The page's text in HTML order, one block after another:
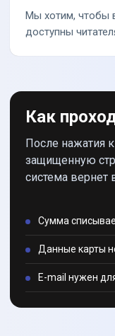
Мы хотим, чтобы
доступны
Как
После нажатия
защищенную
система вернет
Сумма
Данные карты
E-mail нужен